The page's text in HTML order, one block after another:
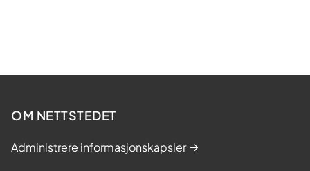
OM NETTSTEDET
Administrere informasjonskapsler